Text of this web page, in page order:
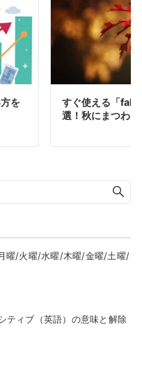
を
すぐ使える「fall
選！秋にまつわ
曜/火曜/水曜/木曜/金曜/土曜/
ティブ（英語）の意味と解除